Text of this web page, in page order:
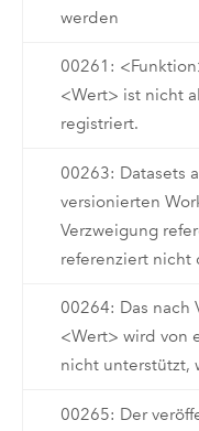
werden
00261:
<Wert> ist nicht
registriert.
00263: Datasets
versionierten
Verzweigung
referenziert nicht
00264: Das nach
<Wert> wird von
nicht unterstützt,
00265: Der